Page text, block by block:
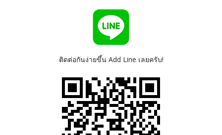
ติดต่อกันง่ายขึ้น Add Line เลยครับ!